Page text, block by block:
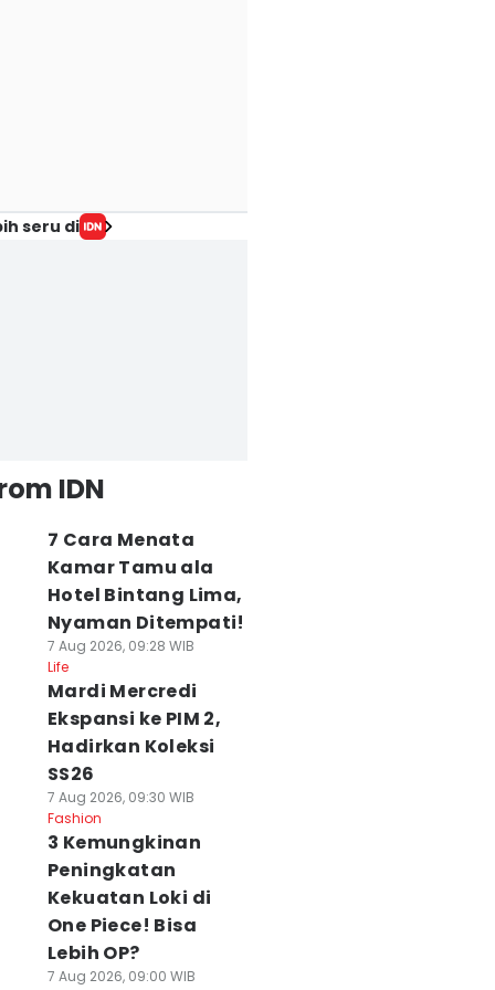
seru di
IDN
7 Cara Menata
Kamar Tamu ala
Hotel Bintang Lima,
Nyaman Ditempati!
7 Aug 2026, 09:28 WIB
Life
Mardi Mercredi
Ekspansi ke PIM 2,
Hadirkan Koleksi
SS26
7 Aug 2026, 09:30 WIB
Fashion
3 Kemungkinan
Peningkatan
Kekuatan Loki di
One Piece! Bisa
Lebih OP?
7 Aug 2026, 09:00 WIB